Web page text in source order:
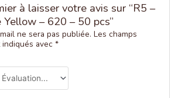
à laisser votre avis sur “R5 –
– 620 – 50 pcs”
ne sera pas publiée. Les champs
avec *